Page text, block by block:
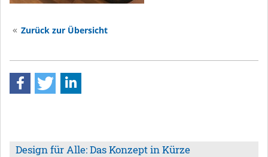
Zurück zur Übersicht
Design für Alle: Das Konzept in Kürze